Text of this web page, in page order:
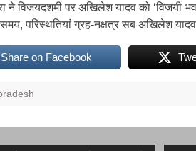
ने विजयदशमी पर अखिलेश यादव को ‘विजयी
समय, परिस्थतियां ग्रह-नक्षत्र सब अखिलेश
Share on Facebook